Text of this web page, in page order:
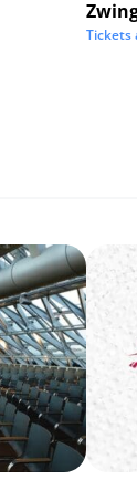
Tickets